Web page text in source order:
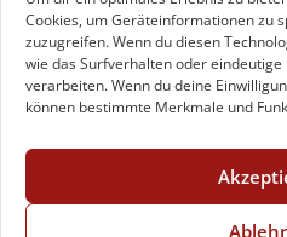
Cookies, um Geräteinformationen zu
zuzugreifen. Wenn du diesen
wie das Surfverhalten oder eindeutige
verarbeiten. Wenn du deine
können bestimmte Merkmale und
+49 221 29